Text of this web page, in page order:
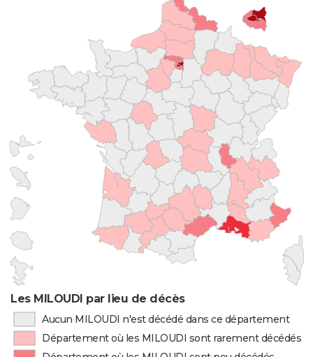
Les MILOUDI par lieu de décès
Aucun MILOUDI n'est décédé dans ce département
Département où les MILOUDI sont rarement décédés